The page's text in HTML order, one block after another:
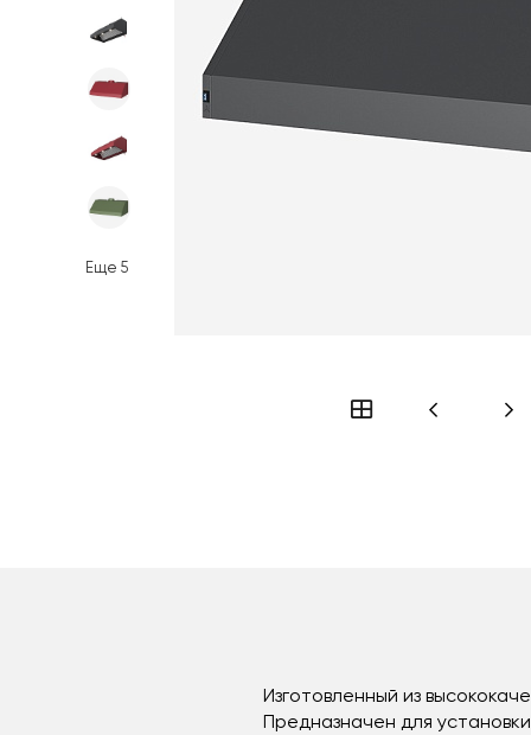
Еще 5
Изготовленный из
Предназначен для